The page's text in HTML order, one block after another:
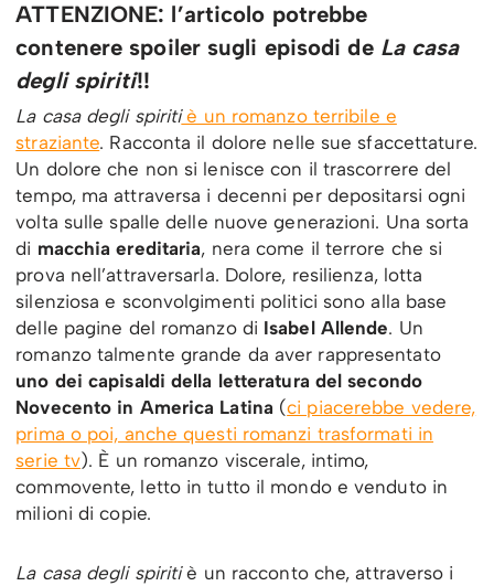
ATTENZIONE: l’articolo potrebbe
contenere spoiler sugli episodi de La casa
degli spiriti!!
La casa degli spiritiè un romanzo terribile e
straziante. Racconta il dolore nelle sue sfaccettature.
Un dolore che non si lenisce con il trascorrere del
tempo, ma attraversa i decenni per depositarsi ogni
volta sulle spalle delle nuove generazioni. Una sorta
di macchia ereditaria, nera come il terrore che si
prova nell’attraversarla. Dolore, resilienza, lotta
silenziosa e sconvolgimenti politici sono alla base
delle pagine del romanzo di Isabel Allende. Un
romanzo talmente grande da aver rappresentato
uno dei capisaldi della letteratura del secondo
Novecento in America Latina (ci piacerebbe vedere,
prima o poi, anche questi romanzi trasformati in
serie tv). È un romanzo viscerale, intimo,
commovente, letto in tutto il mondo e venduto in
milioni di copie.
La casa degli spiritiè un racconto che, attraverso i